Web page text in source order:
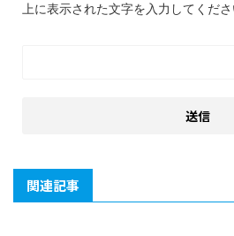
上に表示された文字を入力してくださ
関連記事